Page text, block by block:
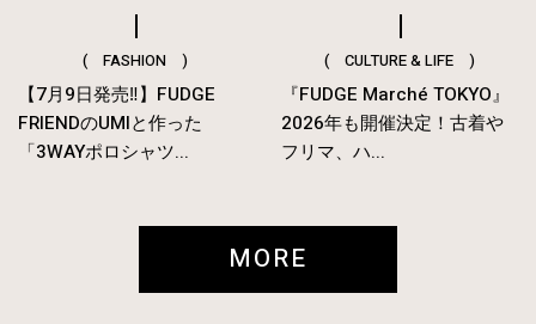
( FASHION )
【7月9日発売‼︎】FUDGE
FRIENDのUMIと作った
「3WAYポロシャツ...
( CULTURE & LIFE )
『FUDGE Marché TOKYO』
2026年も開催決定！古着や
フリマ、ハ...
MORE